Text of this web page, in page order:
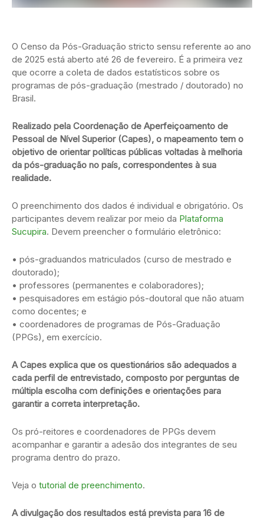
O Censo da Pós-Graduação stricto sensu referente ao ano
de 2025 está aberto até 26 de fevereiro. É a primeira vez
que ocorre a coleta de dados estatísticos sobre os
programas de pós-graduação (mestrado / doutorado) no
Brasil.
Realizado pela Coordenação de Aperfeiçoamento de
Pessoal de Nível Superior (Capes), o mapeamento tem o
objetivo de orientar políticas públicas voltadas à melhoria
da pós-graduação no país, correspondentes à sua
realidade.
O preenchimento dos dados é individual e obrigatório. Os
participantes devem realizar por meio da Plataforma
Sucupira. Devem preencher o formulário eletrônico:
• pós-graduandos matriculados (curso de mestrado e
doutorado);
• professores (permanentes e colaboradores);
• pesquisadores em estágio pós-doutoral que não atuam
como docentes; e
• coordenadores de programas de Pós-Graduação
(PPGs), em exercício.
A Capes explica que os questionários são adequados a
cada perfil de entrevistado, composto por perguntas de
múltipla escolha com definições e orientações para
garantir a correta interpretação.
Os pró-reitores e coordenadores de PPGs devem
acompanhar e garantir a adesão dos integrantes de seu
programa dentro do prazo.
Veja o tutorial de preenchimento.
A divulgação dos resultados está prevista para 16 de